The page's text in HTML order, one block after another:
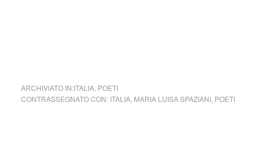
ARCHIVIATO IN:ITALIA, POETI
CONTRASSEGNATO CON: ITALIA, MARIA LUISA SPAZIANI, POETI